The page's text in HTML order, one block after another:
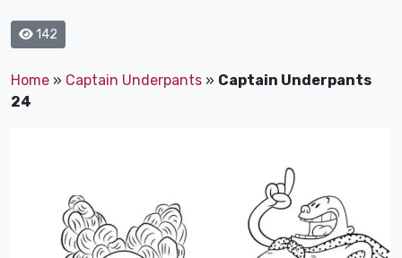
142
Home » Captain Underpants » Captain Underpants
24